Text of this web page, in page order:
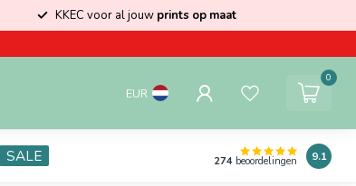
KKEC voor al jouw prints op maat
EUR
0
SALE 274 beoordelingen 9.1